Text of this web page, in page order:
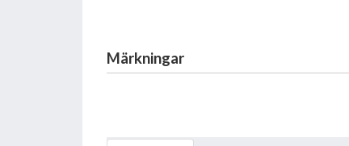
Märkningar